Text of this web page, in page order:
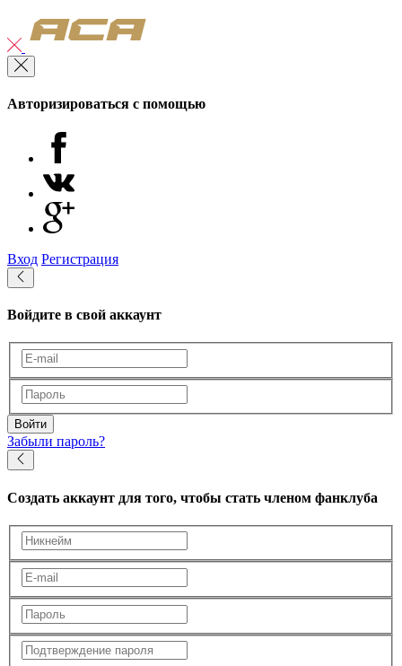
Авторизироваться с помощью
Вход Регистрация
Войдите в свой аккаунт
Войти
Забыли пароль?
Создать аккаунт для того, чтобы стать членом фанклуба